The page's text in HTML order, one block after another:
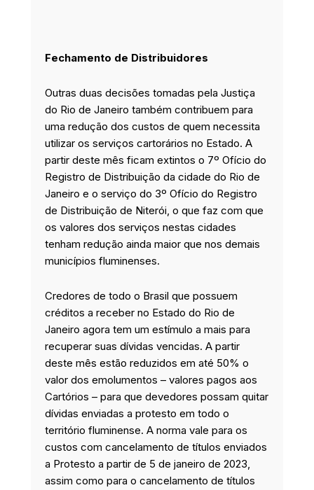
Fechamento de Distribuidores
Outras duas decisões tomadas pela Justiça
do Rio de Janeiro também contribuem para
uma redução dos custos de quem necessita
utilizar os serviços cartorários no Estado. A
partir deste mês ficam extintos o 7º Ofício do
Registro de Distribuição da cidade do Rio de
Janeiro e o serviço do 3º Ofício do Registro
de Distribuição de Niterói, o que faz com que
os valores dos serviços nestas cidades
tenham redução ainda maior que nos demais
municípios fluminenses.
Credores de todo o Brasil que possuem
créditos a receber no Estado do Rio de
Janeiro agora tem um estímulo a mais para
recuperar suas dívidas vencidas. A partir
deste mês estão reduzidos em até 50% o
valor dos emolumentos – valores pagos aos
Cartórios – para que devedores possam quitar
dívidas enviadas a protesto em todo o
território fluminense. A norma vale para os
custos com cancelamento de títulos enviados
a Protesto a partir de 5 de janeiro de 2023,
assim como para o cancelamento de títulos